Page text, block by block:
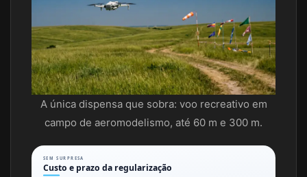
A única dispensa que sobra: voo recreativo em
campo de aeromodelismo, até 60 m e 300 m.
SEM SURPRESA
Custo e prazo da regularização